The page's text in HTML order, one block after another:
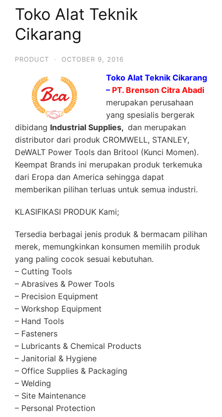
Toko Alat Teknik
Cikarang
PRODUCT · OCTOBER 9, 2016
Toko Alat Teknik Cikarang
– PT. Brenson Citra Abadi
merupakan perusahaan
yang spesialis bergerak
dibidang Industrial Supplies, dan merupakan
distributor dari produk CROMWELL, STANLEY,
DeWALT Power Tools dan Britool (Kunci Momen).
Keempat Brands ini merupakan produk terkemuka
dari Eropa dan America sehingga dapat
memberikan pilihan terluas untuk semua industri.
KLASIFIKASI PRODUK Kami;
Tersedia berbagai jenis produk & bermacam pilihan
merek, memungkinkan konsumen memilih produk
yang paling cocok sesuai kebutuhan.
– Cutting Tools
– Abrasives & Power Tools
– Precision Equipment
– Workshop Equipment
– Hand Tools
– Fasteners
– Lubricants & Chemical Products
– Janitorial & Hygiene
– Office Supplies & Packaging
– Welding
– Site Maintenance
– Personal Protection